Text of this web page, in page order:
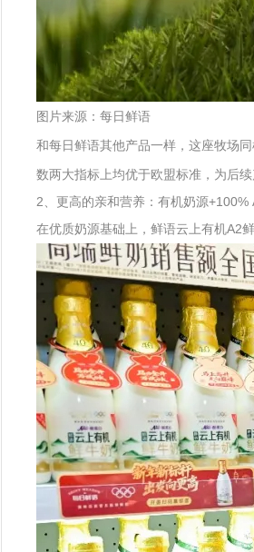
图片来源：每日鲜语
和每日鲜语其他产品一样，这座牧场
数两大指标上均优于欧盟标准，为后
2、更高的亲和营养：有机奶源
在优质奶源基础上，鲜语云上有机A2